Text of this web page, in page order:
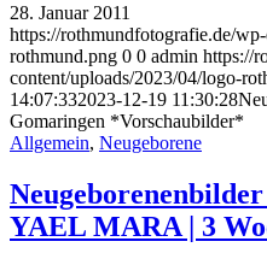
28. Januar 2011
https://rothmundfotografie.de/
rothmund.png 0 0 admin https://
content/uploads/2023/04/logo-
14:07:332023-12-19 11:30:28
Gomaringen *Vorschaubilder*
Allgemein, Neugeborene
YAEL MARA | 3